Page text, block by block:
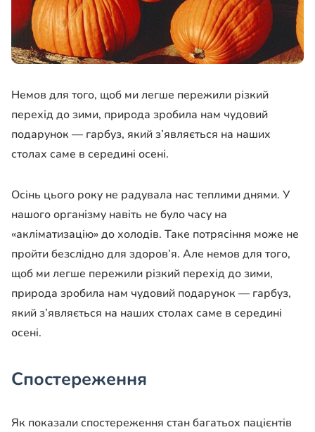
Немов для того, щоб ми легше пережили різкий
перехід до зими, природа зробила нам чудовий
подарунок — гарбуз, який з’являється на наших
столах саме в середині осені.
Осінь цього року не радувала нас теплими днями. У
нашого організму навіть не було часу на
«акліматизацію» до холодів. Таке потрясіння може не
пройти безслідно для здоров’я. Але немов для того,
щоб ми легше пережили різкий перехід до зими,
природа зробила нам чудовий подарунок — гарбуз,
який з’являється на наших столах саме в середині
осені.
Спостереження
Як показали спостереження стан багатьох пацієнтів